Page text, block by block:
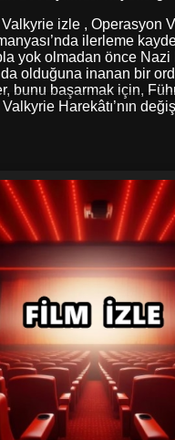
izle , Operasyon
ilerleme
yok olmadan önce Nazi
olduğuna inanan bir
bunu başarmak için,
Harekâtı’nın